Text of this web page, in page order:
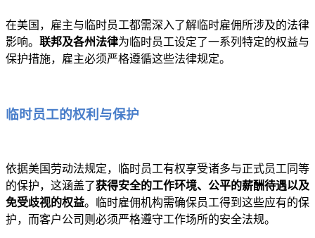
在美国，雇主与临时员工都需深入了解临时雇佣所涉及的法律
影响。 联邦及各州法律为临时员工设定了一系列特定的权益与
保护措施，雇主必须严格遵循这些法律规定。
临时员工的权利与保护
依据美国劳动法规定，临时员工有权享受诸多与正式员工同等
的保护，这涵盖了获得安全的工作环境、公平的薪酬待遇以及
免受歧视的权益。临时雇佣机构需确保员工得到这些应有的保
护，而客户公司则必须严格遵守工作场所的安全法规。